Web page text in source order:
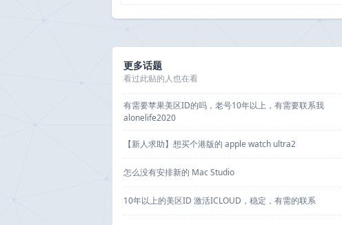
更多话题
看过此贴的人也在看
有需要苹果美区ID的吗，老号10年以上，有需要联系我
alonelife2020
【新人求助】想买个港版的 apple watch ultra2
怎么没有安排新的 Mac Studio
10年以上的美区ID 激活ICLOUD，稳定，有需的联系